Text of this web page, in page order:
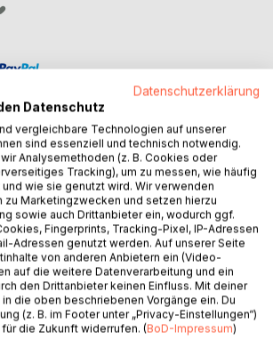
war auf dem Majdan als stiller
(Esoterische FreiheitskämpferFront).
heiß herging wurde er von einem Pulk
sich seinen kleinen Finger.
äußerst wütend gemacht da er mit
Unruhe gar nichts zu tun hatte. Er wollte
und sein Wissen in seinen
Datenschutzerklärung
Datenschutz
vergleichbare Technologien auf unserer
sind essenziell und technisch notwendig.
Analysemethoden (z. B. Cookies oder
Tracking), um zu messen, wie häufig
wie sie genutzt wird. Wir verwenden
zu Marketingzwecken und setzen hierzu
sowie auch Drittanbieter ein, wodurch ggf.
Fingerprints, Tracking-Pixel, IP-Adressen
Adressen genutzt werden. Auf unserer Seite
von anderen Anbietern ein (Video-
auf die weitere Datenverarbeitung und ein
den Drittanbieter keinen Einfluss. Mit deiner
die oben beschriebenen Vorgänge ein. Du
(z. B. im Footer unter „Privacy-Einstellungen“)
die Zukunft widerrufen. (BoD-Impressum)